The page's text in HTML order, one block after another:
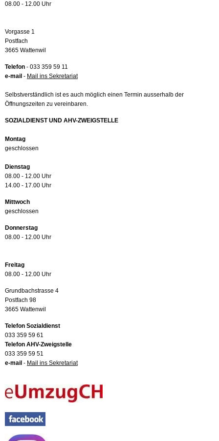
08.00 - 12.00 Uhr
Vorgasse 1
Postfach
3665 Wattenwil
Telefon - 033 359 59 11
e-mail - Mail ins Sekretariat
Selbstverständlich ist es auch möglich einen Termin ausserhalb der
Öffnungszeiten zu vereinbaren.
SOZIALDIENST UND AHV-ZWEIGSTELLE
Montag
geschlossen
Dienstag
08.00 - 12.00 Uhr
14.00 - 17.00 Uhr
Mittwoch
geschlossen
Donnerstag
08.00 - 12.00 Uhr
Freitag
08.00 - 12.00 Uhr
Grundbachstrasse 4
Postfach 98
3665 Wattenwil
Telefon Sozialdienst
033 359 59 61
Telefon AHV-Zweigstelle
033 359 59 51
e-mail - Mail ins Sekretariat